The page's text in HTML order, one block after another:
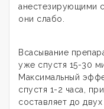
анестезирующими
они слабо.
Всасывание
уже спустя 15-30
Максимальный
спустя 1-2 часа,
составляет до